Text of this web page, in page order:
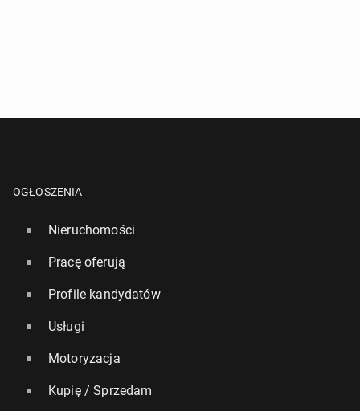
OGŁOSZENIA
Nieruchomości
Pracę oferują
Profile kandydatów
Usługi
Motoryzacja
Kupię / Sprzedam